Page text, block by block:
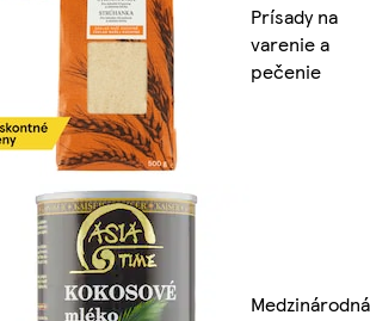
Prísady na
varenie a
pečenie
Medzinárodná